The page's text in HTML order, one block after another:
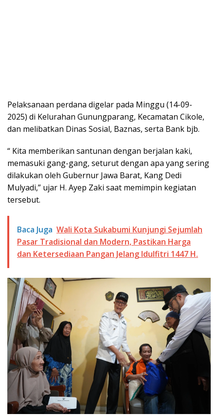
Pelaksanaan perdana digelar pada Minggu (14-09-
2025) di Kelurahan Gunungparang, Kecamatan Cikole,
dan melibatkan Dinas Sosial, Baznas, serta Bank bjb.
“ Kita memberikan santunan dengan berjalan kaki,
memasuki gang-gang, seturut dengan apa yang sering
dilakukan oleh Gubernur Jawa Barat, Kang Dedi
Mulyadi,” ujar H. Ayep Zaki saat memimpin kegiatan
tersebut.
Baca Juga Wali Kota Sukabumi Kunjungi Sejumlah
Pasar Tradisional dan Modern, Pastikan Harga
dan Ketersediaan Pangan Jelang Idulfitri 1447 H.